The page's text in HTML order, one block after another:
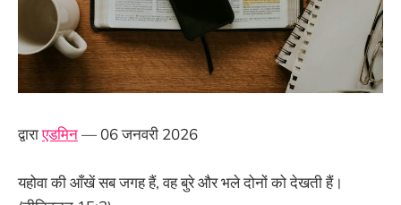
द्वाराएडमिन— 06 जनवरी 2026
यहोवा की आँखें सब जगह हैं, वह बुरे और भले दोनों को देखती हैं।